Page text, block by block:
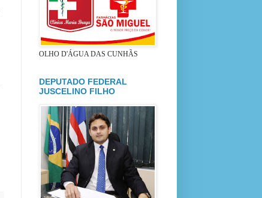
OLHO D'ÁGUA DAS CUNHÃS
DEPUTADO FEDERAL
JUSCELINO FILHO